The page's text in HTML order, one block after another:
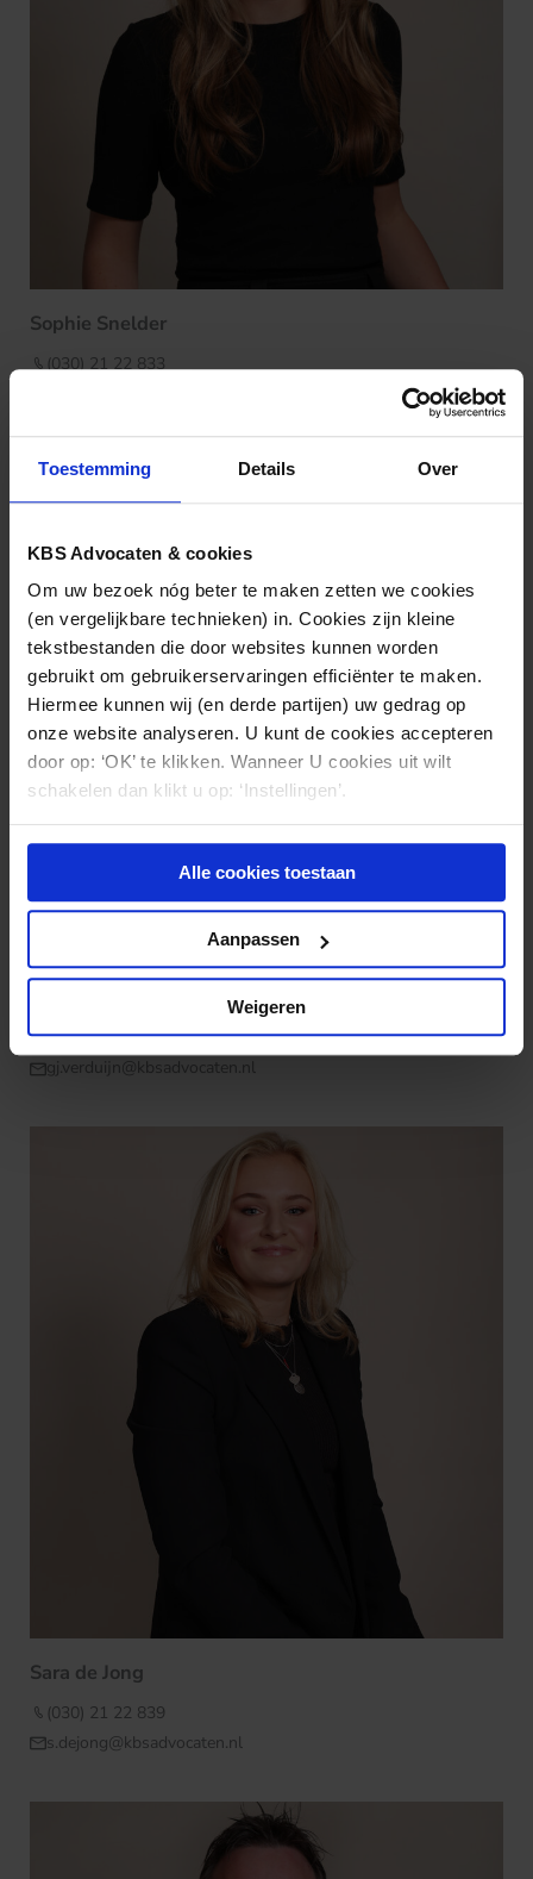
Toestemming Details Over
KBS Advocaten & cookies
Om uw bezoek nóg beter te maken zetten we cookies
(en vergelijkbare technieken) in. Cookies zijn kleine
tekstbestanden die door websites kunnen worden
gebruikt om gebruikerservaringen efficiënter te maken.
Hiermee kunnen wij (en derde partijen) uw gedrag op
onze website analyseren. U kunt de cookies accepteren
door op: ‘OK’ te klikken. Wanneer U cookies uit wilt
schakelen dan klikt u op: ‘Instellingen’.
Alle cookies toestaan
Aanpassen
Weigeren
Sophie Snelder
(030) 21 22 833
(030) 21 22 852
gj.verduijn@kbsadvocaten.nl
Sara de Jong
(030) 21 22 839
s.dejong@kbsadvocaten.nl